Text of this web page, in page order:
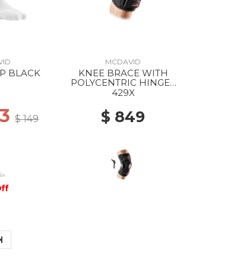
BLACK
$ 149
MCDAVID
KNEE BRACE WITH
POLYCENTRIC HINGES
AND CROSS STRAPS
429X
$ 849